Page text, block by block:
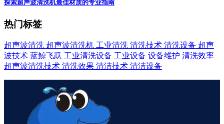
探索超声波清洗机最佳材质的专业指南
热门标签
超声波清洗 超声波清洗机 工业清洗 清洗技术 清洗设备 超声
波技术 蓝鲸飞跃 工业清洗设备 工业设备 设备维护 清洗效率
超声波清洗技术 清洗效果 清洁技术 清洁设备